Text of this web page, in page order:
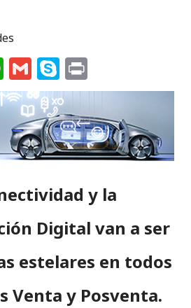
W
h
a
ts
A
p
G
m
ai
l
S
k
y
p
e
ri
n
t
y la
Digital van a ser
estelares en todos
Venta y Posventa.